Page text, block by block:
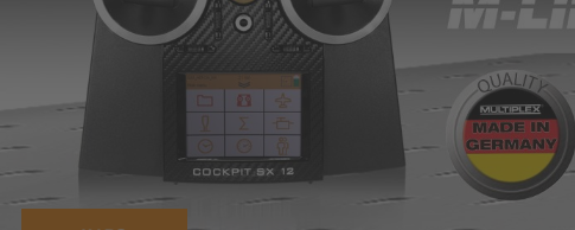
Solutions
Des solutions innovantes pour les
applications industrielles